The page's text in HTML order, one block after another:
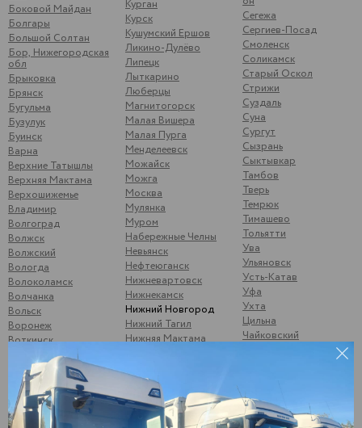
Боковой Майдан
Болгары
Большой Солтан
Бор, Нижегородская
обл
Брыковка
Брянск
Бугульма
Бузулук
Буинск
Варна
Верхние Татышлы
Верхняя Мактама
Верхошижемье
Владимир
Волгоград
Волжск
Волжский
Вологда
Волоколамск
Волчанка
Вольск
Воронеж
Воткинск
Вятские Поляны
Гороховец
Гусь-Хрустальный
Данилкино
Саратовская обл
Демьяново
Курган
Курск
Кушумский Ершов
Ликино-Дулёво
Липецк
Лыткарино
Люберцы
Магнитогорск
Малая Вишера
Малая Пурга
Менделеевск
Можайск
Можга
Москва
Мулянка
Муром
Набережные Челны
Невьянск
Нефтеюганск
Нижневартовск
Нижнекамск
Нижний Новгород
Нижний Тагил
Нижняя Мактама
Новый Оскол
Ноябрьск
Одинцово
Сегежа
Сергиев-Посад
Смоленск
Соликамск
Старый Оскол
Стрижи
Суздаль
Суна
Сургут
Сызрань
Сыктывкар
Тамбов
Тверь
Темрюк
Тимашево
Тольятти
Ува
Ульяновск
Усть-Катав
Уфа
Ухта
Цильна
Чайковский
Челябинск
Чернушка
Шубино